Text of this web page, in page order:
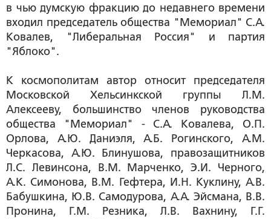
в чью думскую фракцию до недавнего времени
входил председатель общества "Мемориал" С.А.
Ковалев, "Либеральная Россия" и партия
"Яблоко".
К космополитам автор относит председателя
Московской Хельсинкской группы Л.М.
Алексееву, большинство членов руководства
общества "Мемориал" - С.А. Ковалева, О.П.
Орлова, А.Ю. Даниэля, А.Б. Рогинского, А.М.
Черкасова, А.Ю. Блинушова, правозащитников
Л.С. Левинсона, В.М. Марченко, Э.И. Черного,
А.К. Симонова, В.М. Гефтера, И.Н. Куклину, А.В.
Бабушкина, Ю.В. Самодурова, А.А. Эйсмана, В.В.
Пронина, Г.М. Резника, Л.В. Вахнину, Г.Г.